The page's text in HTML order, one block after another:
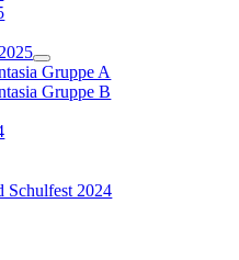
Gruppe A
Gruppe B
Schulfest 2024